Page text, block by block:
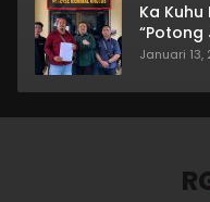
Ka
“Potong
Januari 13,